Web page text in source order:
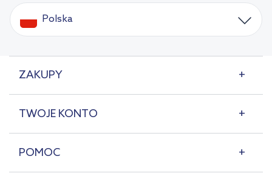
Polska
ZAKUPY
TWOJE KONTO
POMOC